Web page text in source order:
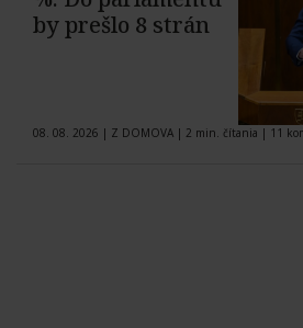
by prešlo 8 strán
08. 08. 2026 | Z DOMOVA | 2 min. čítania | 11